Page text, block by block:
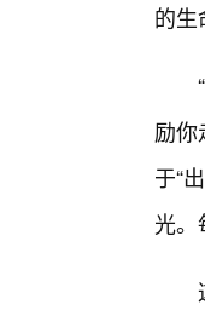
的生
励
于“
光